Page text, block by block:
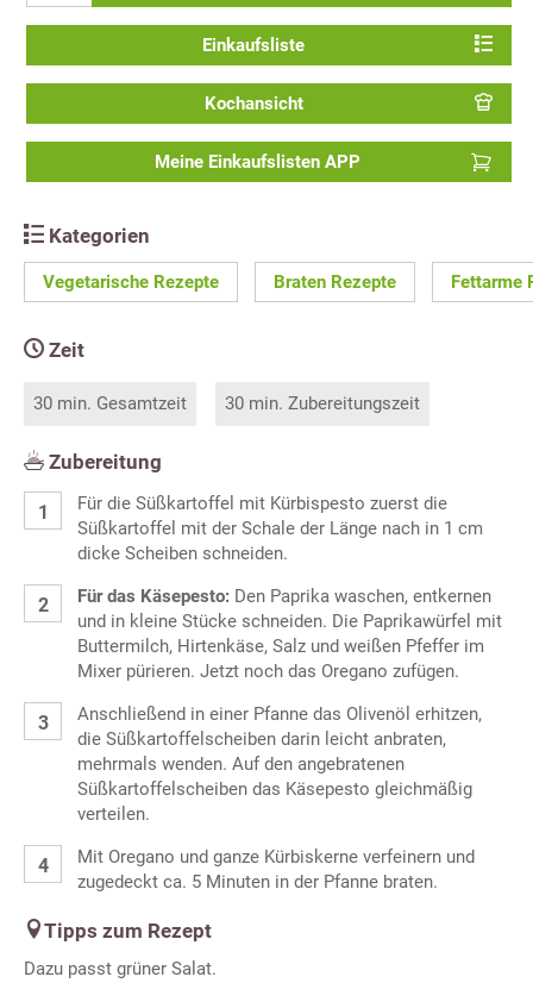
Einkaufsliste
Kochansicht
Meine Einkaufslisten APP
Kategorien
Vegetarische Rezepte Braten Rezepte Fettarme
Zeit
30 min. Gesamtzeit 30 min. Zubereitungszeit
Zubereitung
Für die Süßkartoffel mit Kürbispesto zuerst die
Süßkartoffel mit der Schale der Länge nach in 1 cm
dicke Scheiben schneiden.
Für das Käsepesto: Den Paprika waschen, entkernen
und in kleine Stücke schneiden. Die Paprikawürfel mit
Buttermilch, Hirtenkäse, Salz und weißen Pfeffer im
Mixer pürieren. Jetzt noch das Oregano zufügen.
Anschließend in einer Pfanne das Olivenöl erhitzen,
die Süßkartoffelscheiben darin leicht anbraten,
mehrmals wenden. Auf den angebratenen
Süßkartoffelscheiben das Käsepesto gleichmäßig
verteilen.
Mit Oregano und ganze Kürbiskerne verfeinern und
zugedeckt ca. 5 Minuten in der Pfanne braten.
Tipps zum Rezept
Dazu passt grüner Salat.